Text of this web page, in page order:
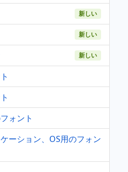
新しい
新しい
新しい
ォント
ーション、OS用のフォン